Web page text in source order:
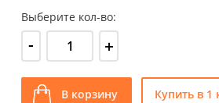
Выберите кол-во:
- +
В корзину Купить в 1